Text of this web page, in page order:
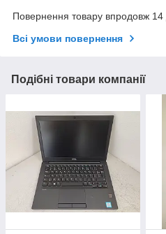
Повернення товару впродовж 14
Всі умови повернення
Подібні товари компанії